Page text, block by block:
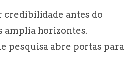
credibilidade antes do
amplia horizontes.
pesquisa abre portas para